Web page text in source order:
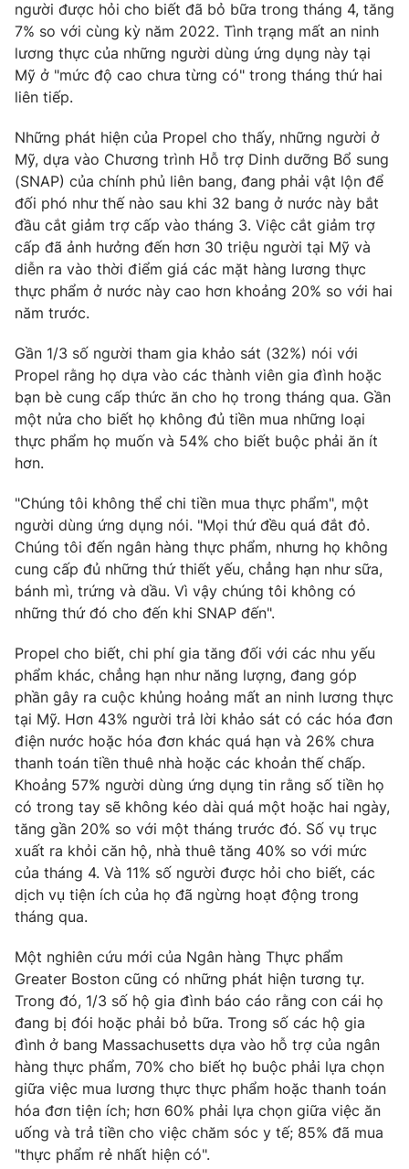
Nhân vật
Khán giả
Giải sao mai
Âm nhạc
Sao
Đời sống
Du lịch
Làm đẹp
Giáo dục
Tuyển sinh
Học trực tuyến
Hitech Công nghệ tương lai
Sản phẩm
Thị trường
Tư vấn
Giao lưu trực tuyến
Lịch phát sóng
Chuyên mục khác
Photo Infographic
Video Shorts video
VTV Sức khoẻ Bất động sản
Thị trường 24h Tấm lòng Việt
VTV4 Vươn mình bằng AI
VTV9 VTV8
Liên hệ tòa soạn English
THỜI BÁO VTV
Cơ quan chủ quản:Đài Truyền hình Việt Nam
Cơ quan báo chí:Thời báo VTV
Giấy phép hoạt động báo in và báo điện tử số 483/GP-BTTTT
cấp ngày 29/12/2023
Tổng Biên tập:Vũ Thanh Thủy
Phó Tổng Biên tập: Nguyễn Thị Mỹ Hạnh, Phạm Quốc Thắng,
Nguyễn Trọng Ninh
Tổng đài VTV:024.38 355 931 - 024.38 355 932
người được hỏi cho biết đã bỏ bữa trong tháng 4, tăng
7% so với cùng kỳ năm 2022. Tình trạng mất an ninh
lương thực của những người dùng ứng dụng này tại
Mỹ ở "mức độ cao chưa từng có" trong tháng thứ hai
liên tiếp.
Những phát hiện của Propel cho thấy, những người ở
Mỹ, dựa vào Chương trình Hỗ trợ Dinh dưỡng Bổ sung
(SNAP) của chính phủ liên bang, đang phải vật lộn để
đối phó như thế nào sau khi 32 bang ở nước này bắt
đầu cắt giảm trợ cấp vào tháng 3. Việc cắt giảm trợ
cấp đã ảnh hưởng đến hơn 30 triệu người tại Mỹ và
diễn ra vào thời điểm giá các mặt hàng lương thực
thực phẩm ở nước này cao hơn khoảng 20% so với hai
năm trước.
Gần 1/3 số người tham gia khảo sát (32%) nói với
Propel rằng họ dựa vào các thành viên gia đình hoặc
bạn bè cung cấp thức ăn cho họ trong tháng qua. Gần
một nửa cho biết họ không đủ tiền mua những loại
thực phẩm họ muốn và 54% cho biết buộc phải ăn ít
hơn.
"Chúng tôi không thể chi tiền mua thực phẩm", một
người dùng ứng dụng nói. "Mọi thứ đều quá đắt đỏ.
Chúng tôi đến ngân hàng thực phẩm, nhưng họ không
cung cấp đủ những thứ thiết yếu, chẳng hạn như sữa,
bánh mì, trứng và dầu. Vì vậy chúng tôi không có
những thứ đó cho đến khi SNAP đến".
Propel cho biết, chi phí gia tăng đối với các nhu yếu
phẩm khác, chẳng hạn như năng lượng, đang góp
phần gây ra cuộc khủng hoảng mất an ninh lương thực
tại Mỹ. Hơn 43% người trả lời khảo sát có các hóa đơn
điện nước hoặc hóa đơn khác quá hạn và 26% chưa
thanh toán tiền thuê nhà hoặc các khoản thế chấp.
Khoảng 57% người dùng ứng dụng tin rằng số tiền họ
có trong tay sẽ không kéo dài quá một hoặc hai ngày,
tăng gần 20% so với một tháng trước đó. Số vụ trục
xuất ra khỏi căn hộ, nhà thuê tăng 40% so với mức
của tháng 4. Và 11% số người được hỏi cho biết, các
dịch vụ tiện ích của họ đã ngừng hoạt động trong
tháng qua.
Một nghiên cứu mới của Ngân hàng Thực phẩm
Greater Boston cũng có những phát hiện tương tự.
Trong đó, 1/3 số hộ gia đình báo cáo rằng con cái họ
đang bị đói hoặc phải bỏ bữa. Trong số các hộ gia
đình ở bang Massachusetts dựa vào hỗ trợ của ngân
hàng thực phẩm, 70% cho biết họ buộc phải lựa chọn
giữa việc mua lương thực thực phẩm hoặc thanh toán
hóa đơn tiện ích; hơn 60% phải lựa chọn giữa việc ăn
uống và trả tiền cho việc chăm sóc y tế; 85% đã mua
"thực phẩm rẻ nhất hiện có".